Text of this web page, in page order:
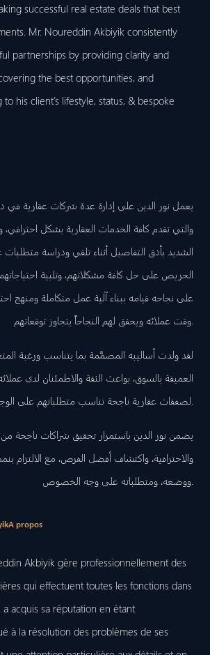
successful real estate deals that best
Mr. Noureddin Akbiyik consistently
partnerships by providing clarity and
the best opportunities, and
his client’s lifestyle, status, & bespoke
والتي تقدم كافة الخدمات العقارية بشكل احترافي،
الشديد بأدق التفاصيل أثناء تلقي ودراسة
الحريص على حل كافة مشكلاتهم، وتلبية احتياجاتهم
على نجاحه قيامه ببناء آلية عمل متكاملة ومنهج
لقد ولدت أساليبه المصمَّمة بما يتناسب ورغبة
العميقة بالسوق، بواعث الثقة والاطمئنان لدى
يضمن نور الدين باستمرار تحقيق شراكات ناجحة
والاحترافية، واكتشاف أفضل الفرص، مع الالتزام
A propos
Akbiyik gère professionnellement des
qui effectuent toutes les fonctions dans
a acquis sa réputation en étant
à la résolution des problèmes de ses